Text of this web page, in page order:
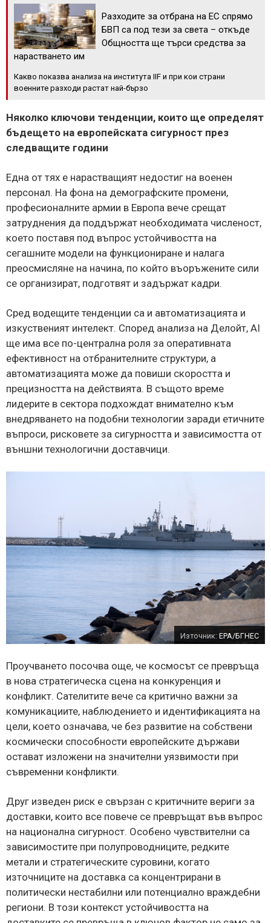
Разходите за отбрана на ЕС спрямо
БВП са под тези за света – откъде
Общността ще търси средства за
нарастването им
Какво показва анализа на института IIF и при кои страни
военните разходи растат най-бързо
Няколко ключови тенденции, които ще определят
бъдещето на европейската сигурност през
следващите години
Една от тях е нарастващият недостиг на военен
персонал. На фона на демографските промени,
професионалните армии в Европа вече срещат
затруднения да поддържат необходимата численост,
което поставя под въпрос устойчивостта на
сегашните модели на функциониране и налага
преосмисляне на начина, по който въоръжените сили
се организират, подготвят и задържат кадри.
Сред водещите тенденции са и автоматизацията и
изкуственият интелект. Според анализа на Делойт, AI
ще има все по-централна роля за оперативната
ефективност на отбранителните структури, а
автоматизацията може да повиши скоростта и
прецизността на действията. В същото време
лидерите в сектора подхождат внимателно към
внедряването на подобни технологии заради етичните
въпроси, рисковете за сигурността и зависимостта от
външни технологични доставчици.
Източник: EPA/БГНЕС
Проучването посочва още, че космосът се превръща
в нова стратегическа сцена на конкуренция и
конфликт. Сателитите вече са критично важни за
комуникациите, наблюдението и идентификацията на
цели, което означава, че без развитие на собствени
космически способности европейските държави
остават изложени на значителни уязвимости при
съвременни конфликти.
Друг изведен риск е свързан с критичните вериги за
доставки, които все повече се превръщат във въпрос
на национална сигурност. Особено чувствителни са
зависимостите при полупроводниците, редките
метали и стратегическите суровини, когато
източниците на доставка са концентрирани в
политически нестабилни или потенциално враждебни
региони. В този контекст устойчивостта на